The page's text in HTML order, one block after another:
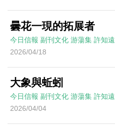
曇花一現的拓展者
今日信報 副刊文化 游蕩集 許知遠
2026/04/18
大象與蚯蚓
今日信報 副刊文化 游蕩集 許知遠
2026/04/04